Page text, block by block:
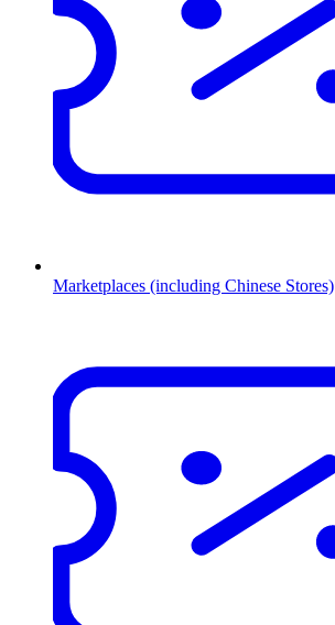
Marketplaces (including Chinese Stores)